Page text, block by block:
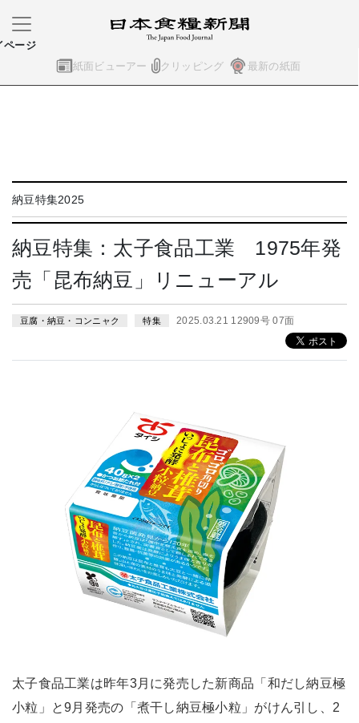
紙面ビューアー クリッピング 最新の紙面
ページ
納豆特集2025
納豆特集：太子食品工業 1975年発
売「昆布納豆」リニューアル
豆腐・納豆・コンニャク 特集 2025.03.21 12909号 07面
太子食品工業は昨年3月に発売した新商品「和だし納豆極
小粒」と9月発売の「煮干し納豆極小粒」がけん引し、2